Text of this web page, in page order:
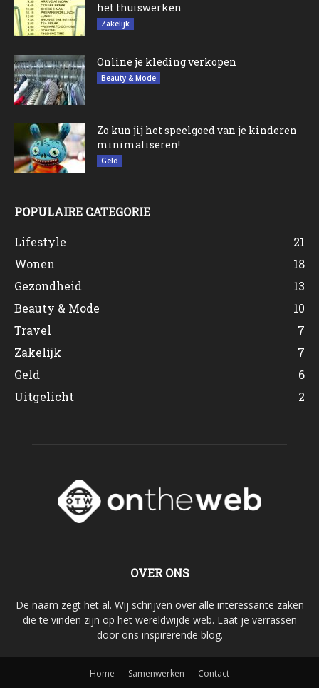
het thuiswerken
Zakelijk
Online je kleding verkopen
Beauty & Mode
Zo kun jij het speelgoed van je kinderen
minimaliseren!
Geld
POPULAIRE CATEGORIE
Lifestyle
21
Wonen
18
Gezondheid
13
Beauty & Mode
10
Travel
7
Zakelijk
7
Geld
6
Uitgelicht
2
OVER ONS
De naam zegt het al. Wij schrijven over alle interessante zaken
die te vinden zijn op het wereldwijde web. Laat je verrassen
door ons inspirerende blog.
Home Samenwerken Contact